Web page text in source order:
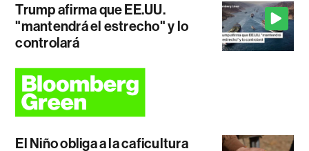
Trump afirma que EE.UU.
"mantendrá el estrecho" y lo
controlará
El Niño obliga a la caficultura